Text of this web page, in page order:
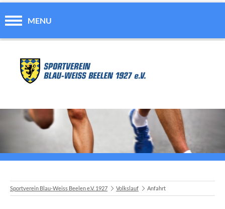
MENU
Sportverein Blau-Weiss Beelen e.V. 1927 Volkslauf Anfahrt